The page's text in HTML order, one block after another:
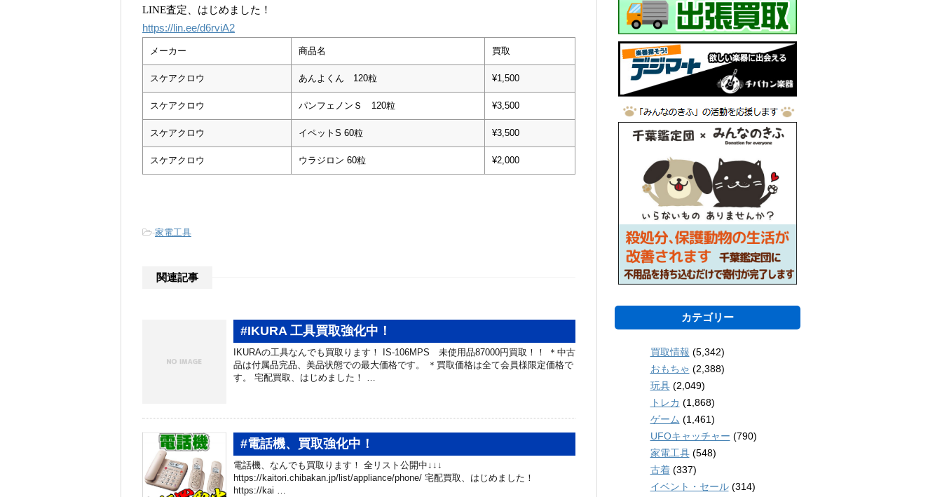
LINE査定、はじめました！
https://lin.ee/d6rviA2
メーカー 商品名 買取
スケアクロウ あんよくん 120粒 ¥1,500
スケアクロウ パンフェノンＳ 120粒 ¥3,500
スケアクロウ イペットS 60粒 ¥3,500
スケアクロウ ウラジロン 60粒 ¥2,000
-家電工具
関連記事
#IKURA 工具買取強化中！
IKURAの工具なんでも買取ります！ IS-106MPS 未使用品87000円買取！！ ＊中古
品は付属品完品、美品状態での最大価格です。 ＊買取価格は全て会員様限定価格で
す。 宅配買取、はじめました！ …
#電話機、買取強化中！
電話機、なんでも買取ります！ 全リスト公開中↓↓↓
https://kaitori.chibakan.jp/list/appliance/phone/ 宅配買取、はじめました！
https://kai …
カテゴリー
買取情報 (5,342)
おもちゃ (2,388)
玩具(2,049)
トレカ (1,868)
ゲーム (1,461)
UFOキャッチャー (790)
家電工具(548)
古着(337)
イベント・セール(314)